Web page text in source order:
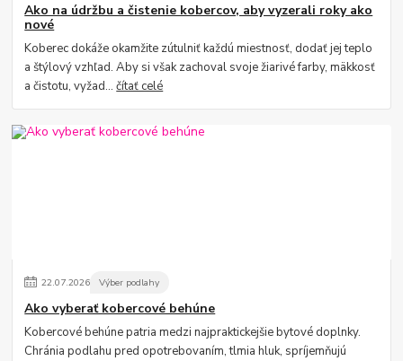
Ako na údržbu a čistenie kobercov, aby vyzerali roky ako
nové
Koberec dokáže okamžite zútulniť každú miestnosť, dodať jej teplo
a štýlový vzhľad. Aby si však zachoval svoje žiarivé farby, mäkkosť
a čistotu, vyžad...čítať celé
22.07.2026 Výber podlahy
Ako vyberať kobercové behúne
Kobercové behúne patria medzi najpraktickejšie bytové doplnky.
Chránia podlahu pred opotrebovaním, tlmia hluk, spríjemňujú